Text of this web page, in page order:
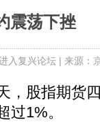
震荡下挫
入复兴论坛| 来源：
股指期货
过1%。